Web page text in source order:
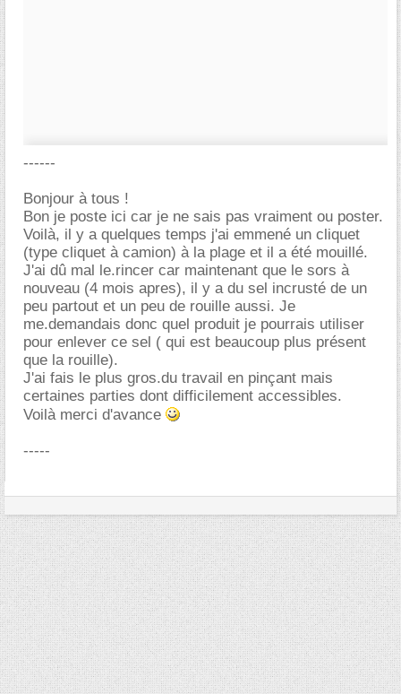
------
Bonjour à tous !
Bon je poste ici car je ne sais pas vraiment ou poster.
Voilà, il y a quelques temps j'ai emmené un cliquet
(type cliquet à camion) à la plage et il a été mouillé.
J'ai dû mal le.rincer car maintenant que le sors à
nouveau (4 mois apres), il y a du sel incrusté de un
peu partout et un peu de rouille aussi. Je
me.demandais donc quel produit je pourrais utiliser
pour enlever ce sel ( qui est beaucoup plus présent
que la rouille).
J'ai fais le plus gros.du travail en pinçant mais
certaines parties dont difficilement accessibles.
Voilà merci d'avance
-----